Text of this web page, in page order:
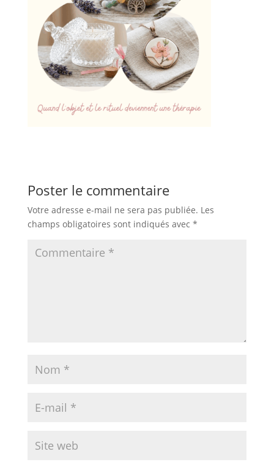
Poster le commentaire
Votre adresse e-mail ne sera pas publiée. Les
champs obligatoires sont indiqués avec *